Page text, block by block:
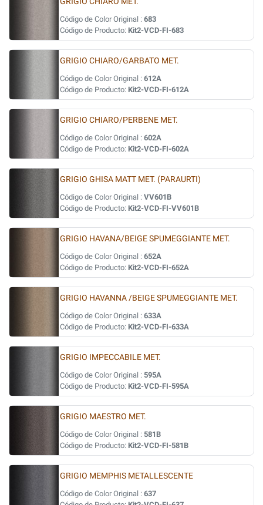
Código de Color Original : 683
Código de Producto: Kit2-VCD-FI-683
GRIGIO CHIARO/GARBATO MET.
Código de Color Original : 612A
Código de Producto: Kit2-VCD-FI-612A
GRIGIO CHIARO/PERBENE MET.
Código de Color Original : 602A
Código de Producto: Kit2-VCD-FI-602A
GRIGIO GHISA MATT MET. (PARAURTI)
Código de Color Original : VV601B
Código de Producto: Kit2-VCD-FI-VV601B
GRIGIO HAVANA/BEIGE SPUMEGGIANTE MET.
Código de Color Original : 652A
Código de Producto: Kit2-VCD-FI-652A
GRIGIO HAVANNA /BEIGE SPUMEGGIANTE MET.
Código de Color Original : 633A
Código de Producto: Kit2-VCD-FI-633A
GRIGIO IMPECCABILE MET.
Código de Color Original : 595A
Código de Producto: Kit2-VCD-FI-595A
GRIGIO MAESTRO MET.
Código de Color Original : 581B
Código de Producto: Kit2-VCD-FI-581B
GRIGIO MEMPHIS METALLESCENTE
Código de Color Original : 637